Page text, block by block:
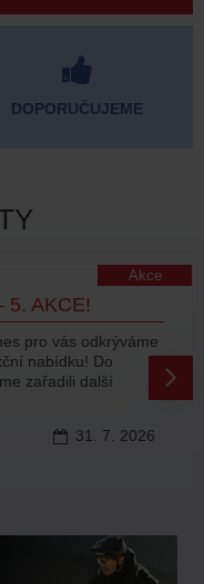
DOPORUČUJEME
5. AKCE!
Akce
31. 7. 2026
pro vás odkrýváme
nabídku! Do
zařadili další